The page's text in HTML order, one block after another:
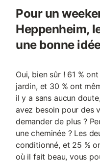
Pour un
Heppenheim,
une bonne
Oui, bien sûr ! 61 %
jardin, et 30 % ont
il y a sans aucun
avez besoin pour des
demander de plus ?
une cheminée ? Les
conditionné, et 25 %
où il fait beau, vous